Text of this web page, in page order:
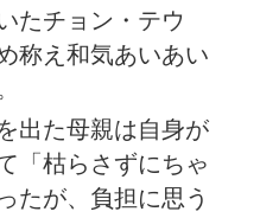
たチョン・テウ
称え和気あいあい
出た母親は自身が
「枯らさずにちゃ
たが、負担に思う